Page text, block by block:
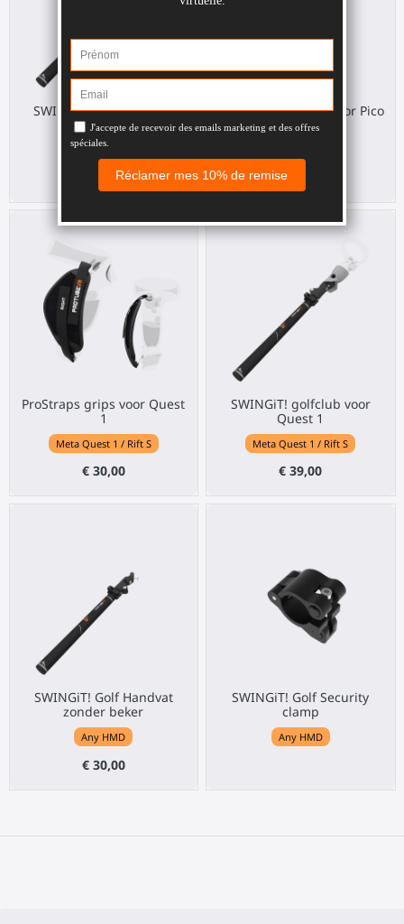
SWINGiT! golfclub voor
Quest 2
Meta Quest 2
€ 39,00
SWINGiT! golfclub voor Pico
4 Ultra
€ 39,00
ProStraps grips voor Quest
1
Meta Quest 1 / Rift S
€ 30,00
SWINGiT! golfclub voor
Quest 1
Meta Quest 1 / Rift S
€ 39,00
SWINGiT! Golf Handvat
zonder beker
Any HMD
€ 30,00
SWINGiT! Golf Security
clamp
Any HMD